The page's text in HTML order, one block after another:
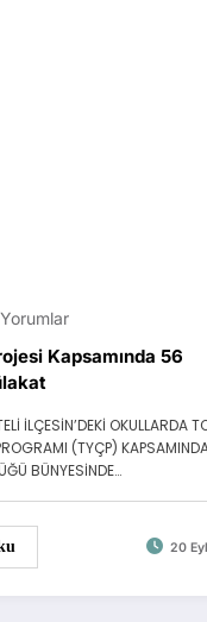
Kapsamında 56
İLÇESİN’DEKİ OKULLARDA
(TYÇP)
BÜNYESİNDE…
20